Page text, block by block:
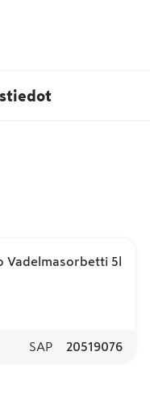
Vadelmasorbetti 5l
SAP 20519076